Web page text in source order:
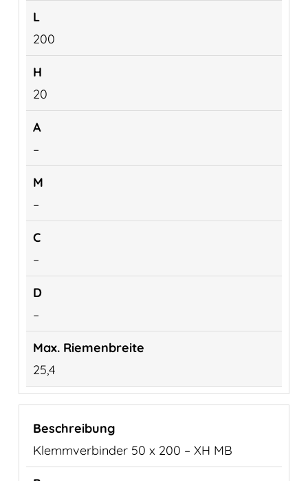
200
20
–
–
–
–
25,4
Klemmverbinder 50 x 200 – XH MB